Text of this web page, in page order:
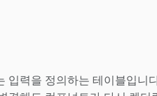
입력을 정의하는 테이블입니